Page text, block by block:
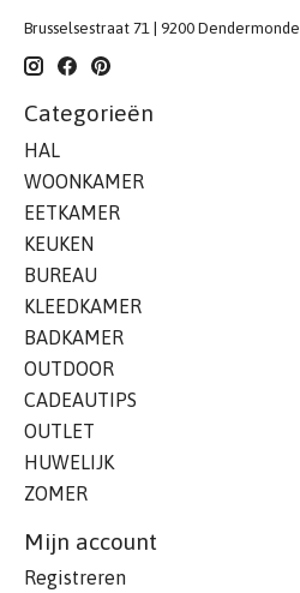
Brusselsestraat 71 | 9200 Dendermonde
Categorieën
HAL
WOONKAMER
EETKAMER
KEUKEN
BUREAU
KLEEDKAMER
BADKAMER
OUTDOOR
CADEAUTIPS
OUTLET
HUWELIJK
ZOMER
Mijn account
Registreren